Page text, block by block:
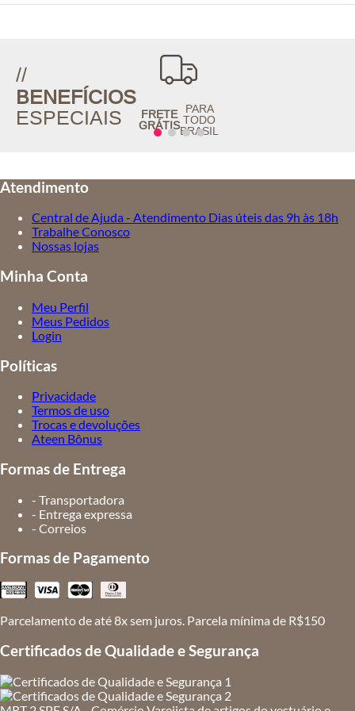
//
BENEFÍCIOS
ESPECIAIS
FRETE
GRÁTIS
PARA
TODO
BRASIL
Atendimento
Central de Ajuda - Atendimento Dias úteis das 9h às 18h
Trabalhe Conosco
Nossas lojas
Minha Conta
Meu Perfil
Meus Pedidos
Login
Políticas
Privacidade
Termos de uso
Trocas e devoluções
Ateen Bônus
Formas de Entrega
- Transportadora
- Entrega expressa
- Correios
Formas de Pagamento
Parcelamento de até 8x sem juros. Parcela mínima de R$150
Certificados de Qualidade e Segurança